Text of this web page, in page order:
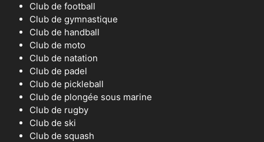
Club de football
Club de gymnastique
Club de handball
Club de moto
Club de natation
Club de padel
Club de pickleball
Club de plongée sous marine
Club de rugby
Club de ski
Club de squash